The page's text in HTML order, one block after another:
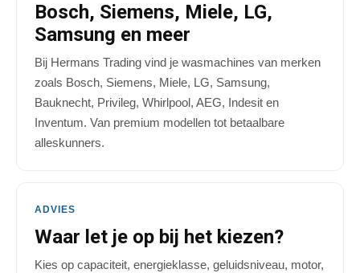
Bosch, Siemens, Miele, LG,
Samsung en meer
Bij Hermans Trading vind je wasmachines van merken
zoals Bosch, Siemens, Miele, LG, Samsung,
Bauknecht, Privileg, Whirlpool, AEG, Indesit en
Inventum. Van premium modellen tot betaalbare
alleskunners.
ADVIES
Waar let je op bij het kiezen?
Kies op capaciteit, energieklasse, geluidsniveau, motor,